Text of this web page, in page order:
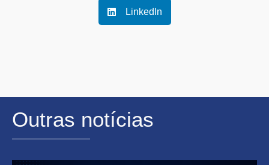
LinkedIn
Outras notícias